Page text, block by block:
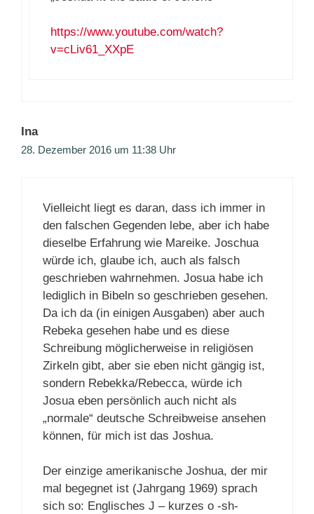
https://www.youtube.com/watch?
v=cLiv61_XXpE
Ina
28. Dezember 2016 um 11:38 Uhr
Vielleicht liegt es daran, dass ich immer in
den falschen Gegenden lebe, aber ich habe
dieselbe Erfahrung wie Mareike. Joschua
würde ich, glaube ich, auch als falsch
geschrieben wahrnehmen. Josua habe ich
lediglich in Bibeln so geschrieben gesehen.
Da ich da (in einigen Ausgaben) aber auch
Rebeka gesehen habe und es diese
Schreibung möglicherweise in religiösen
Zirkeln gibt, aber sie eben nicht gängig ist,
sondern Rebekka/Rebecca, würde ich
Josua eben persönlich auch nicht als
„normale“ deutsche Schreibweise ansehen
können, für mich ist das Joshua.
Der einzige amerikanische Joshua, der mir
mal begegnet ist (Jahrgang 1969) sprach
sich so: Englisches J – kurzes o -sh-